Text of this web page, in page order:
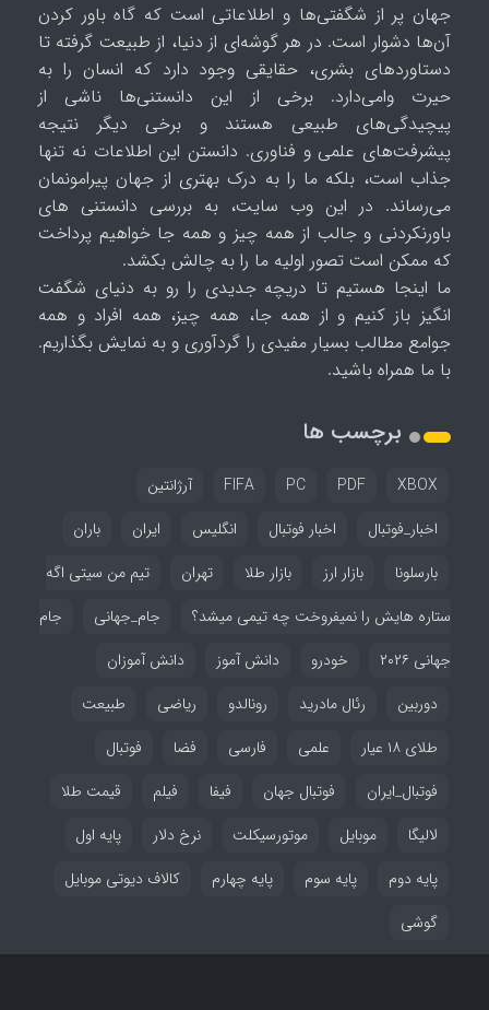
جهان پر از شگفتی‌ها و اطلاعاتی است که گاه باور کردن
آن‌ها دشوار است. در هر گوشه‌ای از دنیا، از طبیعت گرفته تا
دستاوردهای بشری، حقایقی وجود دارد که انسان را به
حیرت وامی‌دارد. برخی از این دانستنی‌ها ناشی از
پیچیدگی‌های طبیعی هستند و برخی دیگر نتیجه
پیشرفت‌های علمی و فناوری. دانستن این اطلاعات نه تنها
جذاب است، بلکه ما را به درک بهتری از جهان پیرامونمان
می‌رساند. در این وب سایت، به بررسی دانستنی های
باورنکردنی و جالب از همه چیز و همه جا خواهیم پرداخت
که ممکن است تصور اولیه ما را به چالش بکشد.
ما اینجا هستیم تا دریچه جدیدی را رو به دنیای شگفت
انگیز باز کنیم و از همه جا، همه چیز، همه افراد و همه
جوامع مطالب بسیار مفیدی را گردآوری و به نمایش بگذاریم.
با ما همراه باشید.
برچسب ها
FIFA PC PDF XBOX
آرژانتین
اخبار_فوتبال
اخبار فوتبال انگلیس ایران
باران
بارسلونا
بازار ارز بازار طلا تهران
تیم من سیتی اگه
ستاره هایش را نمیفروخت چه تیمی میشد؟
جام_جهانی
جام
جهانی ۲۰۲۶
خودرو دانش آموز
دانش آموزان
دوربین
رئال مادرید رونالدو ریاضی
طبیعت
طلای ۱۸ عیار
علمی فارسی فضا
فوتبال
فوتبال_ایران
فوتبال جهان فیفا فیلم
قیمت طلا
لالیگا
موبایل موتورسیکلت نرخ دلار
پایه اول
پایه دوم
پایه سوم پایه چهارم
کالاف دیوتی موبایل
گوشی